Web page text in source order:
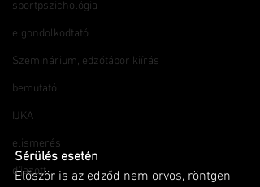
sportpszichológia
elgondolkodtató
Szeminárium, edzőtábor kiírás
bemutató
IJKA
elismerés
díjazott
Sérülés esetén
Először is az edződ nem orvos, röntgen